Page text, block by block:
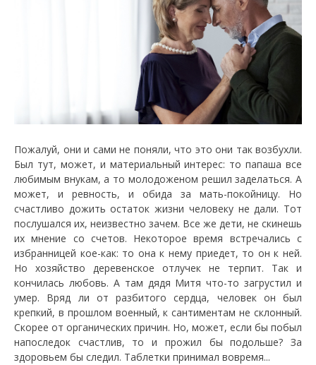
Пожалуй, они и сами не поняли, что это они так возбухли.
Был тут, может, и материальный интерес: то папаша все
любимым внукам, а то молодоженом решил заделаться. А
может, и ревность, и обида за мать-покойницу. Но
счастливо дожить остаток жизни человеку не дали. Тот
послушался их, неизвестно зачем. Все же дети, не скинешь
их мнение со счетов. Некоторое время встречались с
избранницей кое-как: то она к нему приедет, то он к ней.
Но хозяйство деревенское отлучек не терпит. Так и
кончилась любовь. А там дядя Митя что-то загрустил и
умер. Вряд ли от разбитого сердца, человек он был
крепкий, в прошлом военный, к сантиментам не склонный.
Скорее от органических причин. Но, может, если бы побыл
напоследок счастлив, то и прожил бы подольше? За
здоровьем бы следил. Таблетки принимал вовремя...